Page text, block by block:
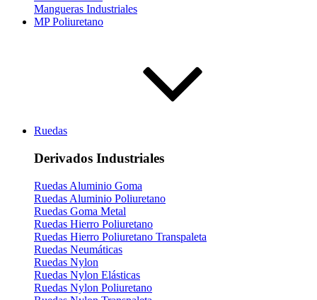
Mangueras Industriales
MP Poliuretano
Ruedas
Derivados Industriales
Ruedas Aluminio Goma
Ruedas Aluminio Poliuretano
Ruedas Goma Metal
Ruedas Hierro Poliuretano
Ruedas Hierro Poliuretano Transpaleta
Ruedas Neumáticas
Ruedas Nylon
Ruedas Nylon Elásticas
Ruedas Nylon Poliuretano